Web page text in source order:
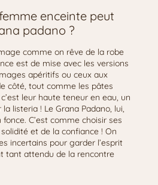
enceinte peut
padano ?
comme on rêve de la robe
est de mise avec les versions
apéritifs ou ceux aux
côté, tout comme les pâtes
leur haute teneur en eau, un
listeria ! Le Grana Padano, lui,
C’est comme choisir ses
et de la confiance ! On
incertains pour garder l’esprit
tant attendu de la rencontre